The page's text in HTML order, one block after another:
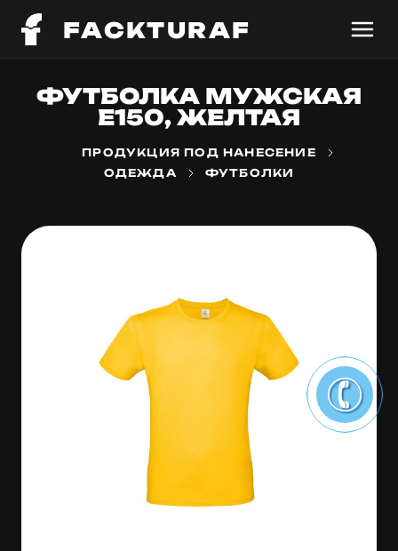
FACKTURAF
ФУТБОЛКА МУЖСКАЯ
E150, ЖЕЛТАЯ
ПРОДУКЦИЯ ПОД НАНЕСЕНИЕ
ОДЕЖДА
ФУТБОЛКИ